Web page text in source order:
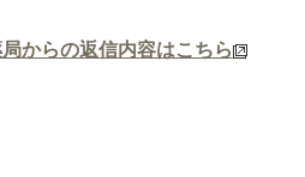
からの返信内容はこちら